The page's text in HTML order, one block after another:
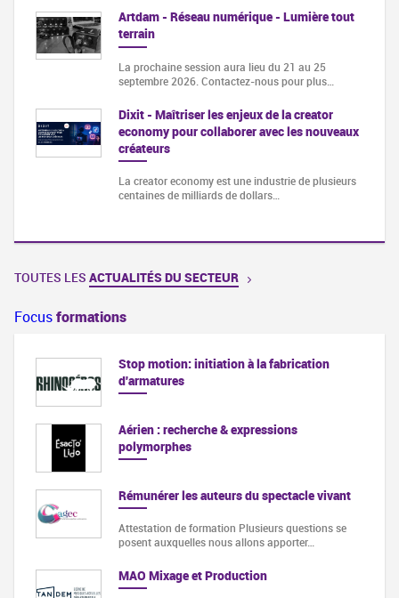
Artdam - Réseau numérique - Lumière tout
terrain
La prochaine session aura lieu du 21 au 25
septembre 2026. Contactez-nous pour plus…
Dixit - Maîtriser les enjeux de la creator
economy pour collaborer avec les nouveaux
créateurs
La creator economy est une industrie de plusieurs
centaines de milliards de dollars…
TOUTES LES ACTUALITÉS DU SECTEUR
Focusformations
Stop motion: initiation à la fabrication
d'armatures
Aérien : recherche & expressions
polymorphes
Rémunérer les auteurs du spectacle vivant
Attestation de formation Plusieurs questions se
posent auxquelles nous allons apporter…
MAO Mixage et Production